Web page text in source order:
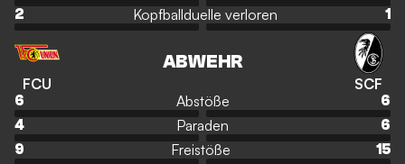
2 Kopfballduelle verloren 1
FCU
ABWEHR
SCF
6 Abstöße
6
4
Paraden
6
9
Freistöße
15